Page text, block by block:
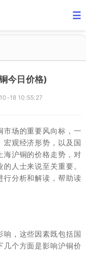
今日价格)
18 10:55:27
市场的重要风向标，一
宏观经济形势，以及国
海沪铜的价格走势，对
人士来说至关重要。
行分析和解读，帮助读
响，这些因素既包括国
几个方面是影响沪铜价